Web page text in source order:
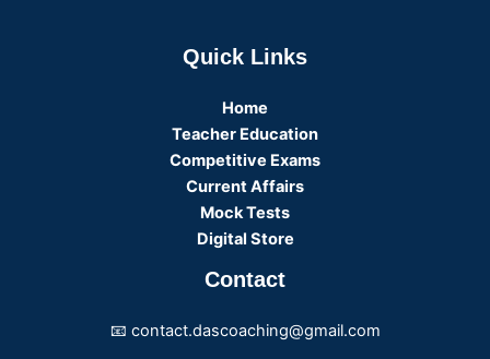
Quick Links
Home
Teacher Education
Competitive Exams
Current Affairs
Mock Tests
Digital Store
Contact
📧 contact.dascoaching@gmail.com